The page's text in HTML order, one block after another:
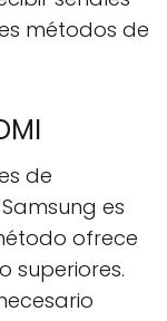
métodos de
de
es
ofrece
superiores.